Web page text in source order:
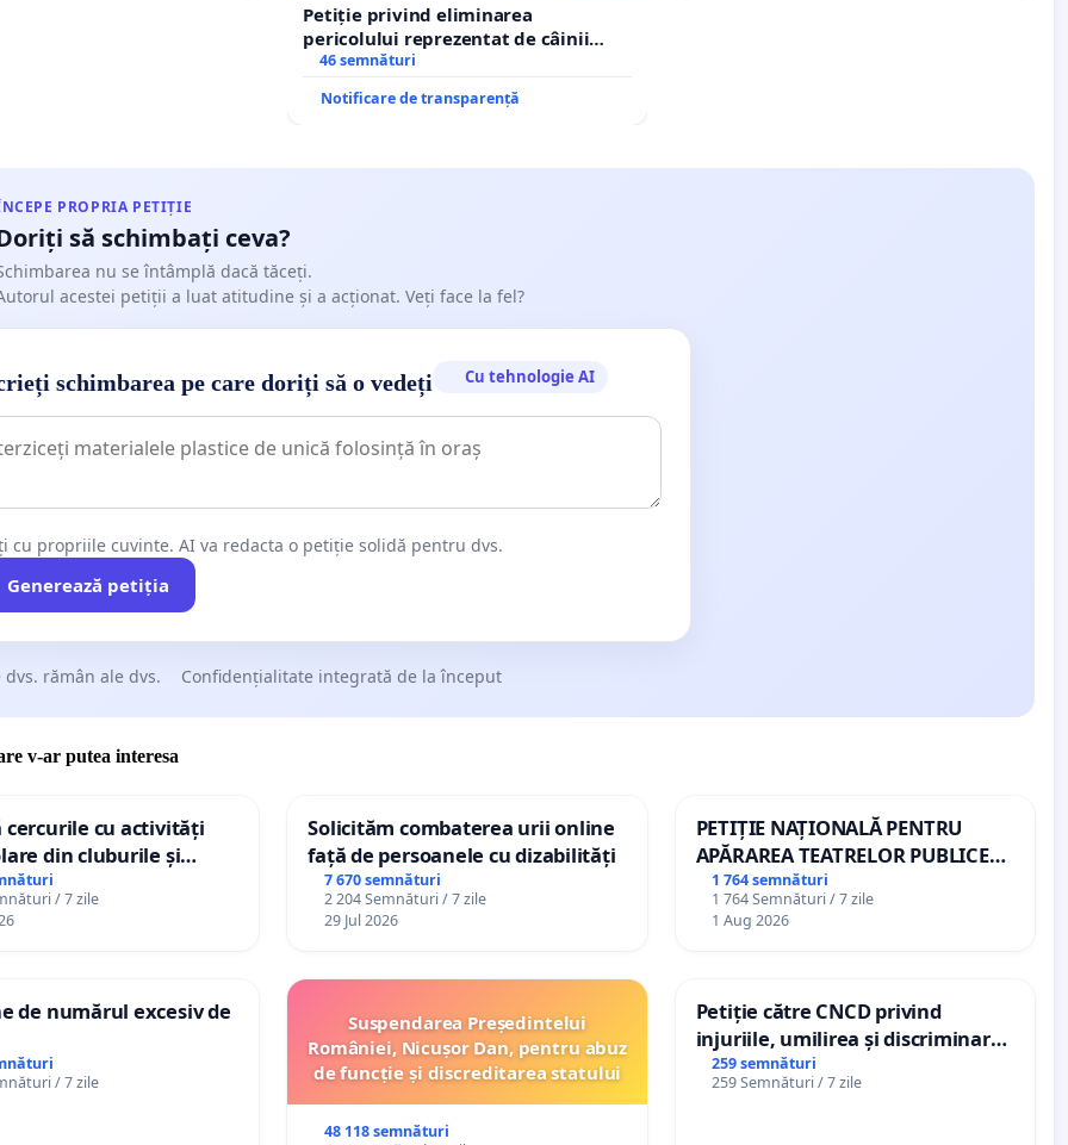
Petiție privind eliminarea
pericolului reprezentat de câinii
agresivi și fără stăpân din comuna
46 semnături
Notificare de transparență
PROPRIA PETIȚIE
să schimbați ceva?
nu se întâmplă dacă tăceți.
acestei petiții a luat atitudine și a acționat. Veți face la fel?
schimbarea pe care doriți să o vedeți Cu tehnologie AI
cu propriile cuvinte. AI va redacta o petiție solidă pentru dvs.
Generează petiția
dvs. rămân ale dvs. Confidențialitate integrată de la început
v-ar putea interesa
cercurile cu activități
din cluburile și
/ 7 zile
Solicităm combaterea urii online
față de persoanele cu dizabilități
7 670 semnături
2 204 Semnături / 7 zile
29 Jul 2026
PETIȚIE NAȚIONALĂ PENTRU
APĂRAREA TEATRELOR PUBLICE
DE REPERTORIU DIN ROMÂNIA
1 764 semnături
1 764 Semnături / 7 zile
1 Aug 2026
de numărul excesiv de
/ 7 zile
Suspendarea Președintelui
României, Nicușor Dan, pentru abuz
de funcție și discreditarea statului
48 118 semnături
Petiție către CNCD privind
injuriile, umilirea și discriminarea
persoanelor cu dizabilități de
către utilizatorul TikTok „Gorici”
259 semnături
259 Semnături / 7 zile